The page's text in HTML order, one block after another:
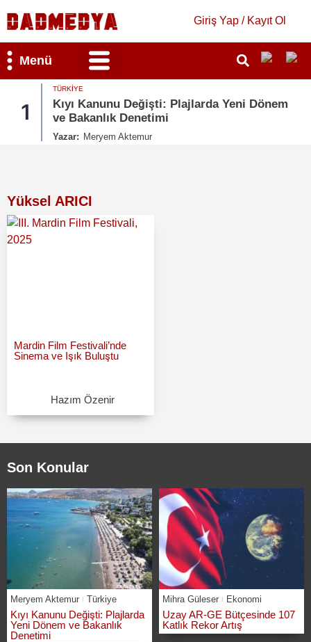
Giriş Yap / Kayıt Ol
Menü
1
TÜRKIYE
Kıyı Kanunu Değişti: Plajlarda Yeni Dönem
ve Bakanlık Denetimi
Yazar: Meryem Aktemur
Yüksel ARICI
Mardin Film Festivali’nde
Sinema ve Işık Buluştu
Hazım Özenir
Son Konular
Meryem Aktemur Türkiye
Kıyı Kanunu Değişti: Plajlarda
Yeni Dönem ve Bakanlık
Denetimi
Mihra Güleser Ekonomi
Uzay AR-GE Bütçesinde 107
Katlık Rekor Artış